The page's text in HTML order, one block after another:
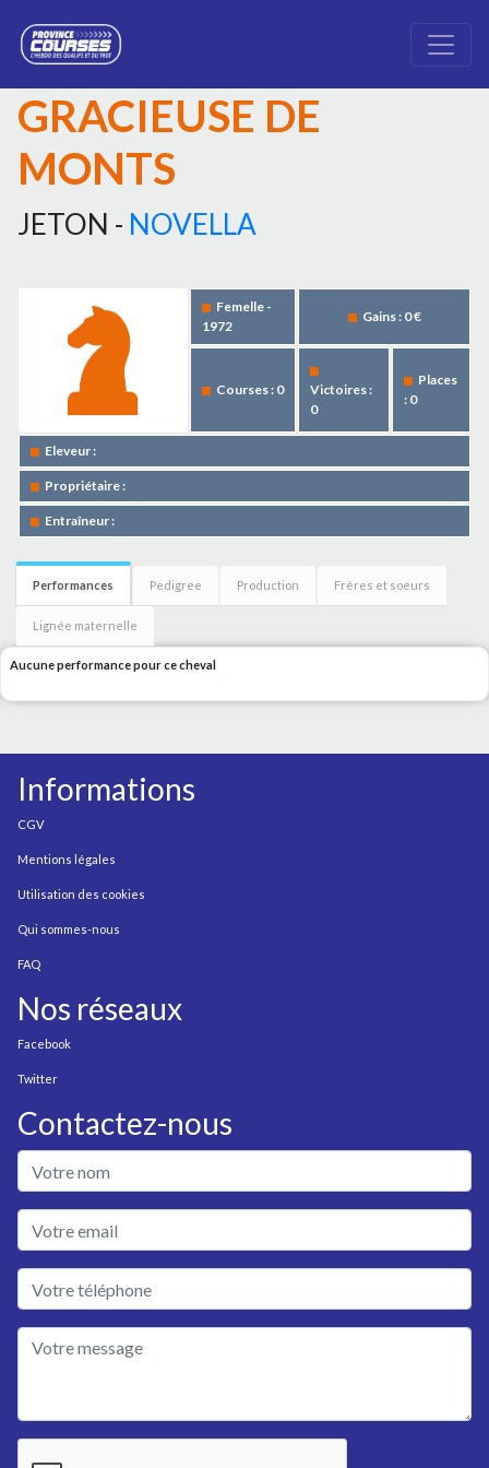
GRACIEUSE DE
MONTS
JETON - NOVELLA
Femelle -
1972
Gains : 0 €
Courses : 0
Victoires :
0
Places
: 0
Eleveur :
Propriétaire :
Entraîneur :
Performances Pedigree Production Frères et soeurs
Lignée maternelle
Aucune performance pour ce cheval
Informations
CGV
Mentions légales
Utilisation des cookies
Qui sommes-nous
FAQ
Nos réseaux
Facebook
Twitter
Contactez-nous